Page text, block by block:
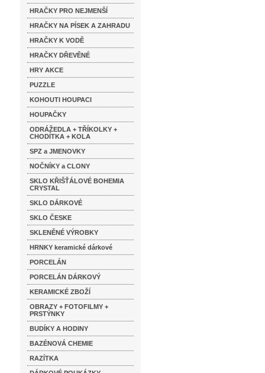
HRAČKY PRO NEJMENŠÍ
HRAČKY NA PÍSEK A ZAHRADU
HRAČKY K VODĚ
HRAČKY DŘEVĚNÉ
HRY AKCE
PUZZLE
KOHOUTI HOUPACI
HOUPAČKY
ODRÁŽEDLA + TŘÍKOLKY +
CHODÍTKA + KOLA
SPZ a JMENOVKY
NOČNÍKY a CLONY
SKLO KŘIŠŤÁLOVÉ BOHEMIA
CRYSTAL
SKLO DÁRKOVÉ
SKLO ČESKE
SKLENĚNÉ VÝROBKY
HRNKY keramické dárkové
PORCELÁN
PORCELÁN DÁRKOVÝ
KERAMICKÉ ZBOŽÍ
OBRAZY + FOTOFILMY +
PRSTÝNKY
BUDÍKY A HODINY
BAZÉNOVÁ CHEMIE
RAZÍTKA